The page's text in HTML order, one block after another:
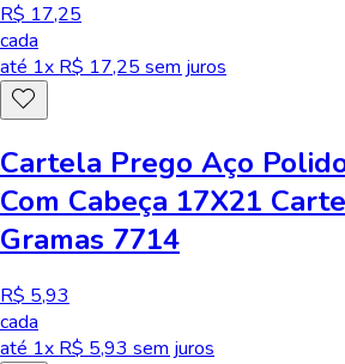
R$ 17,25
cada
até 1x R$ 17,25 sem juros
Cartela Prego Aço
Com Cabeça 17X21
Gramas 7714
R$ 5,93
cada
até 1x R$ 5,93 sem juros